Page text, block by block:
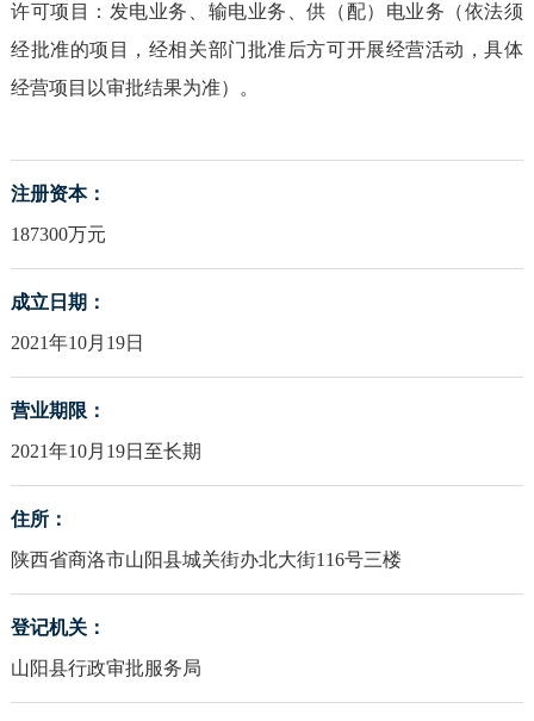
许可项目：发电业务、输电业务、供（配）电业务（依法须
经批准的项目，经相关部门批准后方可开展经营活动，具体
经营项目以审批结果为准）。
注册资本：
187300万元
成立日期：
2021年10月19日
营业期限：
2021年10月19日至长期
住所：
陕西省商洛市山阳县城关街办北大街116号三楼
登记机关：
山阳县行政审批服务局